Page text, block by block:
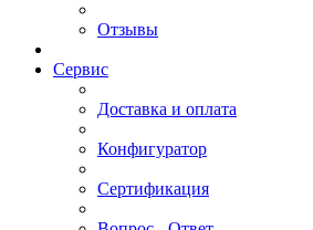
Отзывы
Сервис
Доставка и оплата
Конфигуратор
Сертификация